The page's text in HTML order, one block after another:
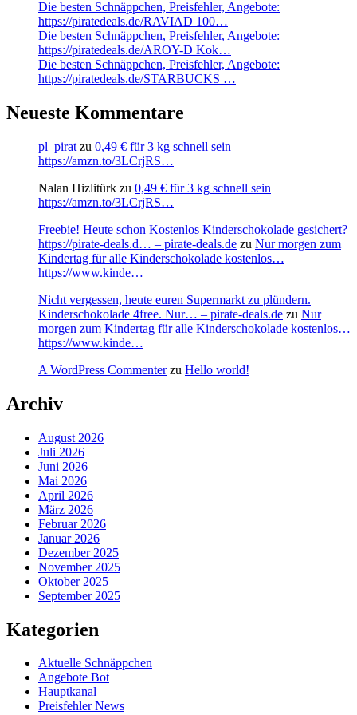
Die besten Schnäppchen, Preisfehler, Angebote:
https://piratedeals.de/RAVIAD 100…
Die besten Schnäppchen, Preisfehler, Angebote:
https://piratedeals.de/AROY-D Kok…
Die besten Schnäppchen, Preisfehler, Angebote:
https://piratedeals.de/STARBUCKS …
Neueste Kommentare
pl_pirat zu 0,49 € für 3 kg schnell sein
https://amzn.to/3LCrjRS…
Nalan Hizlitürk zu 0,49 € für 3 kg schnell sein
https://amzn.to/3LCrjRS…
Freebie! Heute schon Kostenlos Kinderschokolade gesichert?
https://pirate-deals.d… – pirate-deals.de zu Nur morgen zum
Kindertag für alle Kinderschokolade kostenlos…
https://www.kinde…
Nicht vergessen, heute euren Supermarkt zu plündern.
Kinderschokolade 4free. Nur… – pirate-deals.de zu Nur
morgen zum Kindertag für alle Kinderschokolade kostenlos…
https://www.kinde…
A WordPress Commenterzu Hello world!
Archiv
August 2026
Juli 2026
Juni 2026
Mai 2026
April 2026
März 2026
Februar 2026
Januar 2026
Dezember 2025
November 2025
Oktober 2025
September 2025
Kategorien
Aktuelle Schnäppchen
Angebote Bot
Hauptkanal
Preisfehler News